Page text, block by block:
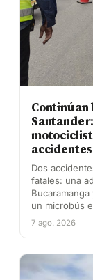
Dos
fatales: una
un microbús
7 ago. 2026